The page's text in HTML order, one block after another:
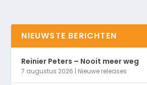
NIEUWSTE BERICHTEN
Reinier Peters – Nooit meer weg
7 augustus 2026 | Nieuwe releases